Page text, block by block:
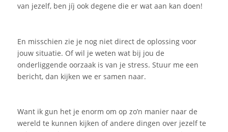
van jezelf, ben jíj ook degene die er wat aan kan doen!
En misschien zie je nog niet direct de oplossing voor
jouw situatie. Of wil je weten wat bij jou de
onderliggende oorzaak is van je stress. Stuur me een
bericht, dan kijken we er samen naar.
Want ik gun het je enorm om op zo’n manier naar de
wereld te kunnen kijken of andere dingen over jezelf te